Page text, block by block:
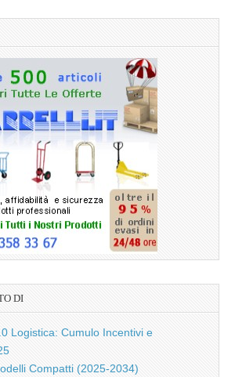
DI
Logistica: Cumulo Incentivi e
Compatti (2025-2034)